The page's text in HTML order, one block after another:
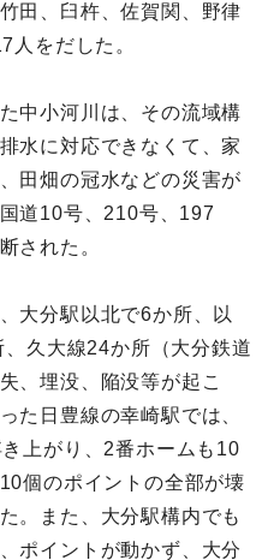
田、臼杵、佐賀関、野律
人をだした。
中小河川は、その流域構
水に対応できなくて、家
田畑の冠水などの災害が
道10号、210号、197
された。
大分駅以北で6か所、以
久大線24か所（大分鉄道
、埋没、陥没等が起こ
た日豊線の幸崎駅では、
上がり、2番ホームも10
個のポイントの全部が壊
。また、大分駅構内でも
ポイントが動かず、大分